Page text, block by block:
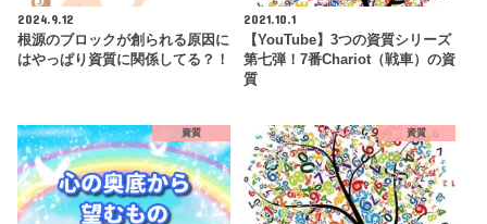
2024.9.12
根源のブロックが創られる原因に
はやっぱり資質に関係してる？！
2021.10.1
【YouTube】3つの資質シリーズ
第七弾！7番Chariot（戦車）の資
質
資質 資質